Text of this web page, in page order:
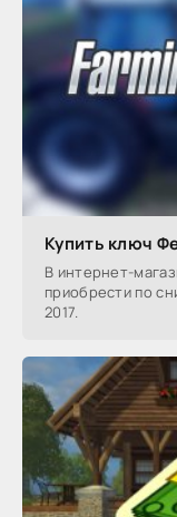
Купить ключ
В интернет-
приобрести по
2017.